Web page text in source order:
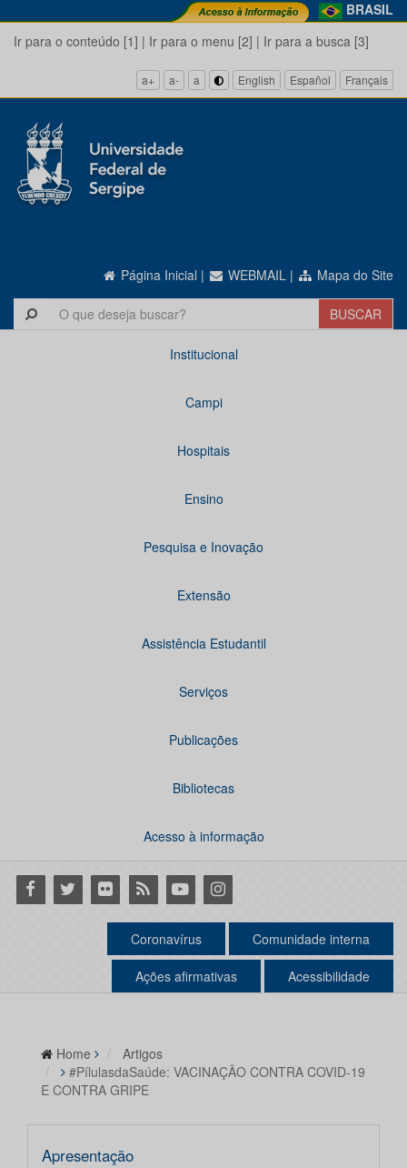
BRASIL
Ir para o conteúdo [1] | Ir para o menu [2] | Ir para a busca [3]
a+ a- a English Español Français
Página Inicial | WEBMAIL | Mapa do Site
Institucional
Campi
Hospitais
Ensino
Pesquisa e Inovação
Extensão
Assistência Estudantil
Serviços
Publicações
Bibliotecas
Acesso à informação
Facebook
Twitter Flickr RSS YoutubeInstagram
Coronavírus Comunidade interna
Ações afirmativas Acessibilidade
Home
Artigos
#PílulasdaSaúde: VACINAÇÃO CONTRA COVID-19
E CONTRA GRIPE
Apresentação